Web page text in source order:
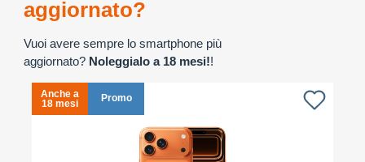
aggiornato?
Vuoi avere sempre lo smartphone più
aggiornato? Noleggialo a 18 mesi!!
Anche a
18 mesi
Promo